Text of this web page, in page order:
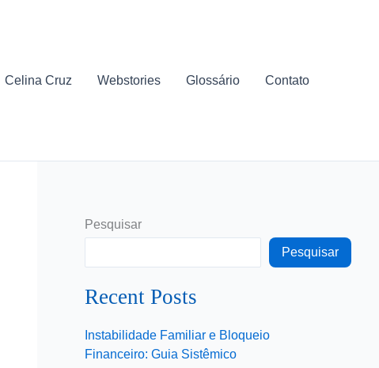
Celina Cruz Webstories Glossário Contato
Pesquisar
Pesquisar
Recent Posts
Instabilidade Familiar e Bloqueio
Financeiro: Guia Sistêmico